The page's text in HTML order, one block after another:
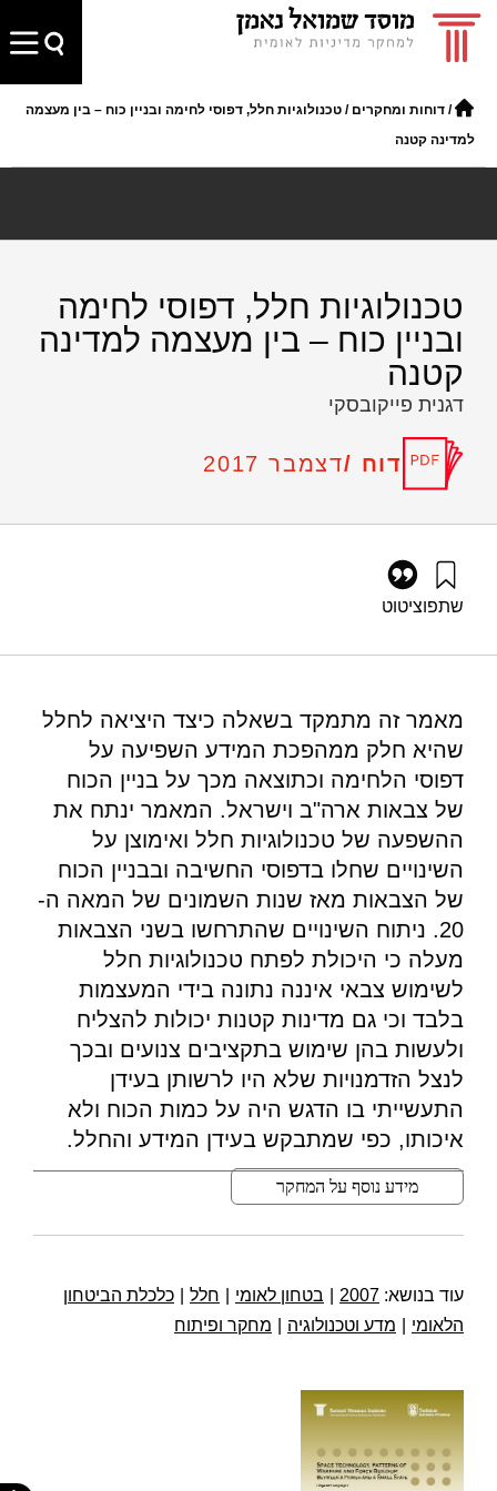
/ דוחות ומחקרים / טכנולוגיות חלל, דפוסי לחימה ובניין כוח – בין מעצמה
למדינה קטנה
טכנולוגיות חלל, דפוסי לחימה
ובניין כוח – בין מעצמה למדינה
קטנה
דגנית פייקובסקי
דוח /דצמבר 2017
שתפוציטוט
מאמר זה מתמקד בשאלה כיצד היציאה לחלל
שהיא חלק ממהפכת המידע השפיעה על
דפוסי הלחימה וכתוצאה מכך על בניין הכוח
של צבאות ארה"ב וישראל. המאמר ינתח את
ההשפעה של טכנולוגיות חלל ואימוצן על
השינויים שחלו בדפוסי החשיבה ובבניין הכוח
של הצבאות מאז שנות השמונים של המאה ה-
20. ניתוח השינויים שהתרחשו בשני הצבאות
מעלה כי היכולת לפתח טכנולוגיות חלל
לשימוש צבאי איננה נתונה בידי המעצמות
בלבד וכי גם מדינות קטנות יכולות להצליח
ולעשות בהן שימוש בתקציבים צנועים ובכך
לנצל הזדמנויות שלא היו לרשותן בעידן
התעשייתי בו הדגש היה על כמות הכוח ולא
איכותו, כפי שמתבקש בעידן המידע והחלל.
מידע נוסף על המחקר
עוד בנושא: 2007 בטחון לאומי חלל
כלכלת הביטחון
הלאומי
מדע וטכנולוגיה מחקר ופיתוח